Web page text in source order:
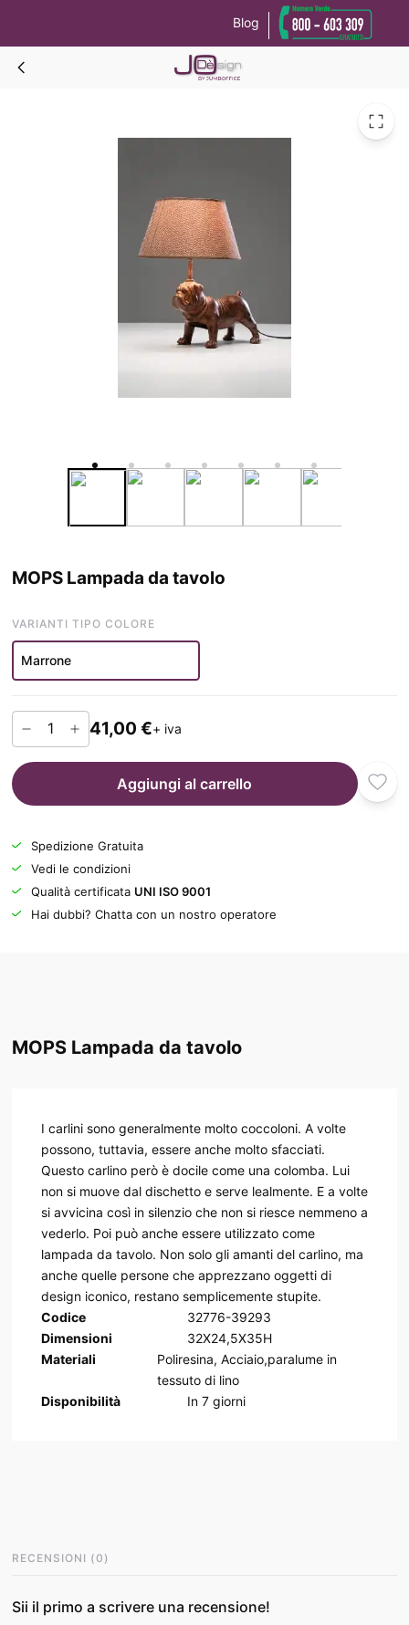
Blog
MOPS Lampada da tavolo
MOPS Lampada da tavolo
VARIANTI TIPO COLORE
Marrone
41,00 €+ iva
Aggiungi al carrello
Spedizione Gratuita
Vedi le condizioni
Qualità certificata UNI ISO 9001
Hai dubbi? Chatta con un nostro operatore
MOPS Lampada da tavolo
I carlini sono generalmente molto coccoloni. A volte
possono, tuttavia, essere anche molto sfacciati.
Questo carlino però è docile come una colomba. Lui
non si muove dal dischetto e serve lealmente. E a volte
si avvicina così in silenzio che non si riesce nemmeno a
vederlo. Poi può anche essere utilizzato come
lampada da tavolo. Non solo gli amanti del carlino, ma
anche quelle persone che apprezzano oggetti di
design iconico, restano semplicemente stupite.
Codice
32776-39293
Dimensioni
32X24,5X35H
Materiali
Poliresina, Acciaio,paralume in
tessuto di lino
Disponibilità
In 7giorni
RECENSIONI (0 )
Sii il primo a scrivere una recensione!
Informativa sulla raccolta
Le tue preferenze relative alla privacy